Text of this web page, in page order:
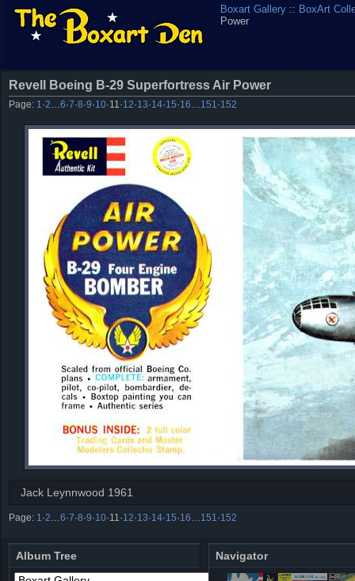
Boxart Gallery :: BoxArt
Power
Revell Boeing B-29 Superfortress Air Power
Page: 1 ·2 6·7·8·9·10·11 ·12·13·14·15·16 151 ·152
Jack Leynnwood 1961
Page: 1 ·2 6·7·8·9·10·11 ·12·13·14·15·16 151 ·152
Album Tree Navigator